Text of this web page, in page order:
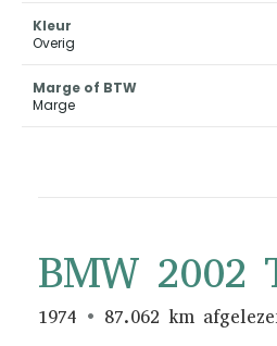
Kleur
Overig
Marge of BTW
Marge
BMW 2002
1974 87.062 km